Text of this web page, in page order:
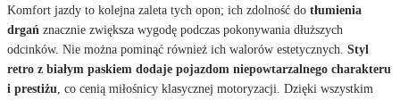
Komfort jazdy to kolejna zaleta tych opon; ich zdolność do tłumienia
drgań znacznie zwiększa wygodę podczas pokonywania dłuższych
odcinków. Nie można pominąć również ich walorów estetycznych. Styl
retro z białym paskiem dodaje pojazdom niepowtarzalnego charakteru
i prestiżu , co cenią miłośnicy klasycznej motoryzacji. Dzięki wszystkim